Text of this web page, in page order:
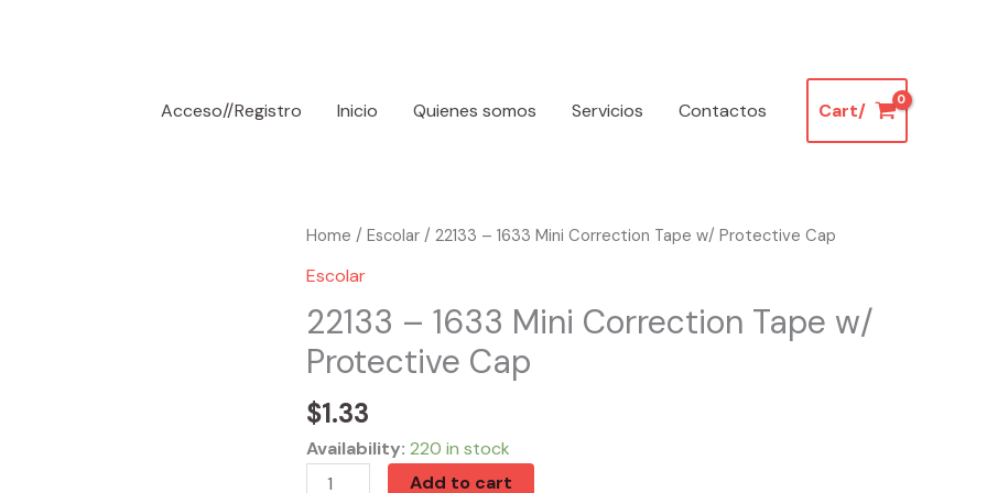
Acceso//Registro
Inicio Quienes somos Servicios Contactos Cart/
Home / Escolar/ 22133 – 1633 Mini Correction Tape w/ Protective Cap
Escolar
22133 – 1633 Mini Correction Tape w/
Protective Cap
$1.33
Availability: 220 in stock
22133
-
Mini
Correction
w/
Protective
Cap
Add to cart